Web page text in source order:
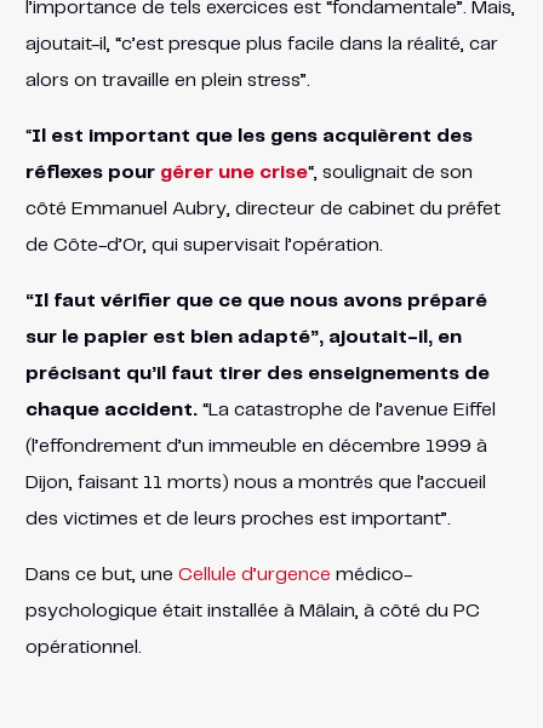
l’importance de tels exercices est “fondamentale”. Mais,
ajoutait-il, “c’est presque plus facile dans la réalité, car
alors on travaille en plein stress”.
“Il est important que les gens acquièrent des
réflexes pour gérer une crise“, soulignait de son
côté Emmanuel Aubry, directeur de cabinet du préfet
de Côte-d’Or, qui supervisait l’opération.
“Il faut vérifier que ce que nous avons préparé
sur le papier est bien adapté”, ajoutait-il, en
précisant qu’il faut tirer des enseignements de
chaque accident.“La catastrophe de l’avenue Eiffel
(l’effondrement d’un immeuble en décembre 1999 à
Dijon, faisant 11 morts) nous a montrés que l’accueil
des victimes et de leurs proches est important”.
Dans ce but, une Cellule d’urgence médico-
psychologique était installée à Mâlain, à côté du PC
opérationnel.